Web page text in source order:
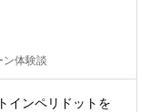
ン体験談
インペリドットを